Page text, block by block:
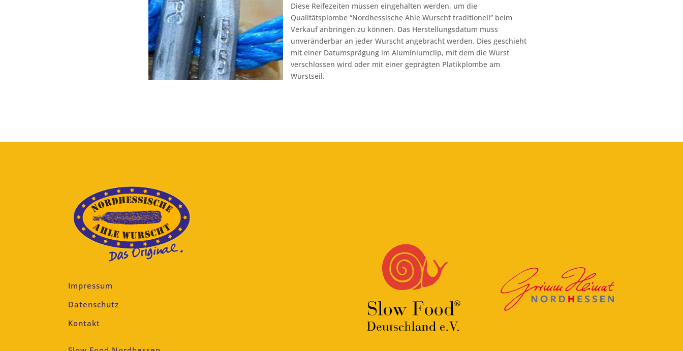
Diese Reifezeiten müssen eingehalten werden, um die
Qualitätsplombe “Nordhessische Ahle Wurscht traditionell” beim
Verkauf anbringen zu können. Das Herstellungsdatum muss
unveränderbar an jeder Wurscht angebracht werden. Dies geschieht
mit einer Datumsprägung im Aluminiumclip, mit dem die Wurst
verschlossen wird oder mit einer geprägten Platikplombe am
Wurstseil.
Impressum
Datenschutz
Kontakt